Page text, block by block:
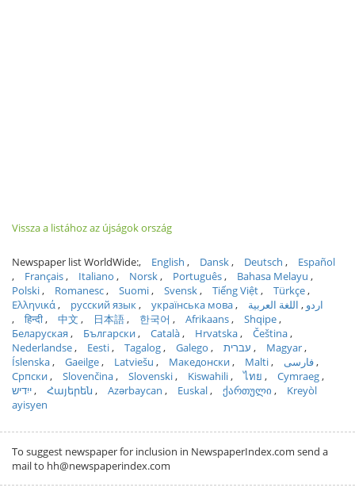
Vissza a listához az újságok ország
Newspaper list WorldWide: English Dansk Deutsch
Español
Français
Italiano Norsk Português
Bahasa Melayu
Polski
Romanesc Suomi Svensk Tiếng Việt
Türkçe
Ελληνικά
русский язык українська мова اردو
اللغة العربية
हिन्दी
中文 日本語 한국어 Afrikaans
Shqipe
Беларуская
Български Català Hrvatska
Čeština
Nederlandse
Eesti Tagalog Galego עברית
Magyar
Íslenska
Gaeilge Latviešu Македонски Malti
فارسی
Српски
Slovenčina Slovenski Kiswahili ไทย
Cymraeg
ייִדיש
Հայերեն Azərbaycan Euskal ქართული
Kreyòl
ayisyen
To suggest newspaper for inclusion in NewspaperIndex.com send a
mail to hh@newspaperindex.com